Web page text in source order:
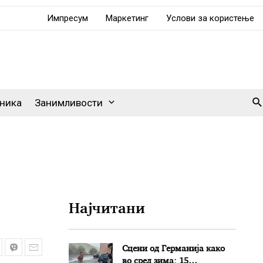
Импресум Маркетинг Услови за користење
Занимливости
Најчитани
Сцени од Германија како
во сред зима: 15